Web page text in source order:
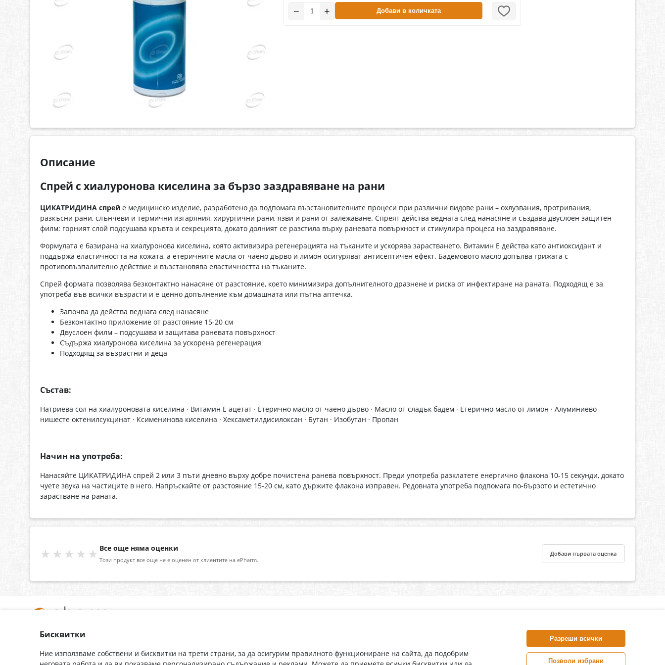
− + Добави в количката
Описание
Спрей с хиалуронова киселина за бързо заздравяване на рани
ЦИКАТРИДИНА спрей е медицинско изделие, разработено да подпомага възстановителните процеси при различни видове рани – охлузвания, протривания,
разкъсни рани, слънчеви и термични изгаряния, хирургични рани, язви и рани от залежаване. Спреят действа веднага след нанасяне и създава двуслоен защитен
филм: горният слой подсушава кръвта и секрецията, докато долният се разстила върху раневата повърхност и стимулира процеса на заздравяване.
Формулата е базирана на хиалуронова киселина, която активизира регенерацията на тъканите и ускорява зарастването. Витамин Е действа като антиоксидант и
поддържа еластичността на кожата, а етеричните масла от чаено дърво и лимон осигуряват антисептичен ефект. Бадемовото масло допълва грижата с
противовъзпалително действие и възстановява еластичността на тъканите.
Спрей формата позволява безконтактно нанасяне от разстояние, което минимизира допълнителното дразнене и риска от инфектиране на раната. Подходящ е за
употреба във всички възрасти и е ценно допълнение към домашната или пътна аптечка.
Започва да действа веднага след нанасяне
Безконтактно приложение от разстояние 15-20 см
Двуслоен филм – подсушава и защитава раневата повърхност
Съдържа хиалуронова киселина за ускорена регенерация
Подходящ за възрастни и деца
Състав:
Натриева сол на хиалуроновата киселина · Витамин Е ацетат · Етерично масло от чаено дърво · Масло от сладък бадем · Етерично масло от лимон · Алуминиево
нишесте октенилсукцинат · Ксименинова киселина · Хексаметилдисилоксан · Бутан · Изобутан · Пропан
Начин на употреба:
Нанасяйте ЦИКАТРИДИНА спрей 2 или 3 пъти дневно върху добре почистена ранева повърхност. Преди употреба разклатете енергично флакона 10-15 секунди, докато
чуете звука на частиците в него. Напръскайте от разстояние 15-20 см, като държите флакона изправен. Редовната употреба подпомага по-бързото и естетично
зарастване на раната.
★★★★★ Все още няма оценки
Този продукт все още не е оценен от клиентите на ePharm.
Добави първата оценка
За нас
Контакти
Доставка
Гаранция
С абонамента се съгласявам сПолитиката за лични данни .
ePharm.bg е лицензирана онлайн аптека и част от аптеки
„Ванчева“, които повече от 30 години се грижат за здравето на
своите пациенти.
Бисквитки
Ние използваме собствени и бисквитки на трети страни, за да осигурим правилното функциониране на сайта, да подобрим
Разреши всички
Позволи избрани